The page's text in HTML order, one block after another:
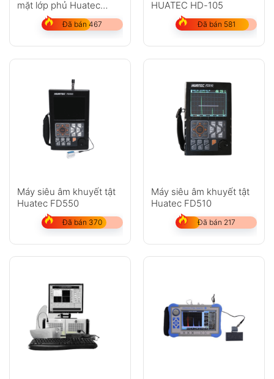
mặt lớp phủ Huatec
HD201A/B/C
Đã bán 467
HUATEC HD-105
Đã bán 581
Máy siêu âm khuyết tật
Huatec FD550
Đã bán 370
Máy siêu âm khuyết tật
Huatec FD510
Đã bán 217